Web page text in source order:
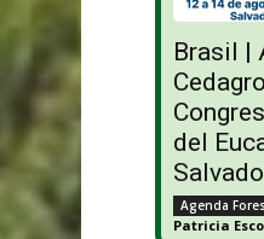
Brasil |
del
Agenda
Patricia